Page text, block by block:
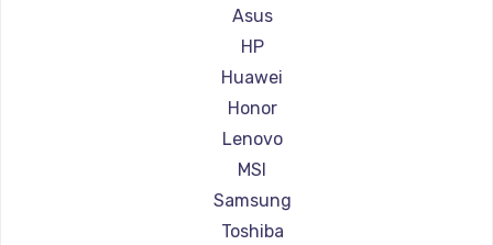
Ремонт ноутбуков Gigabyte
Ремонт ноутбуков Aorus
Ремонт ноутбуков Maibenben
Ремонт ноутбуков Getac
Ремонт ноутбуков Epson
Ремонт ноутбуков Philips
Ремонт ноутбуков LG
Ремонт ноутбуков Panasonic
Asus
HP
Huawei
Honor
Lenovo
MSI
Samsung
Toshiba